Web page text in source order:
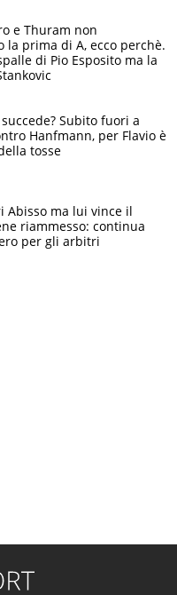
e Thuram non
la prima di A, ecco perchè.
di Pio Esposito ma la
Subito fuori a
Hanfmann, per Flavio è
tosse
Abisso ma lui vince il
riammesso: continua
per gli arbitri